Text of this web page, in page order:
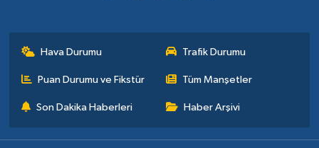
Hava Durumu Trafik Durumu
Puan Durumu ve Fikstür Tüm Manşetler
Son Dakika Haberleri Haber Arşivi